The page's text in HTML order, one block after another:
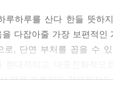
는 방법을 알고 있습니다.
가를 기다릴 필요도 없이,
행복해지는 길밖에 없다’」
루하루를 산다 한들 뜻하
다잡아줄 가장 보편적
로, 단연 부처를 꼽을 수
편을 가르지도 강요하지